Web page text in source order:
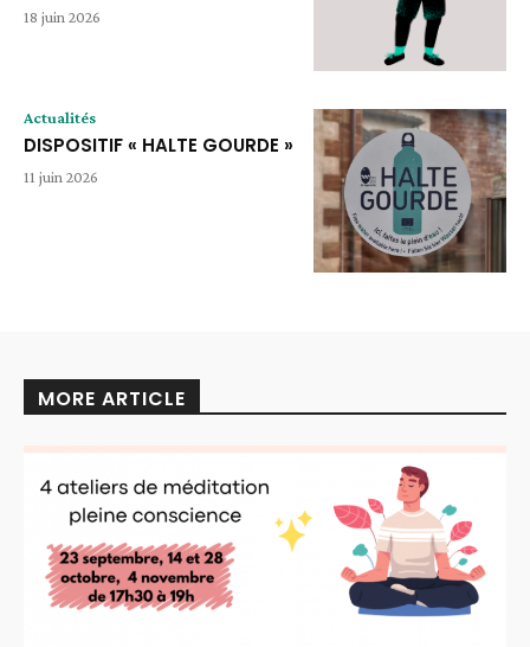
18 juin 2026
Actualités
DISPOSITIF « HALTE GOURDE »
11 juin 2026
MORE ARTICLE